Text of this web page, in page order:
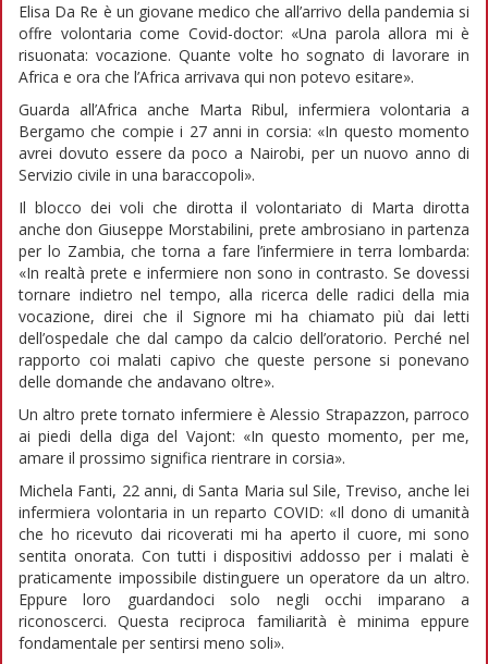
Elisa Da Re è un giovane medico che all’arrivo della pandemia si
offre volontaria come Covid-doctor: «Una parola allora mi è
risuonata: vocazione. Quante volte ho sognato di lavorare in
Africa e ora che l’Africa arrivava qui non potevo esitare».
Guarda all’Africa anche Marta Ribul, infermiera volontaria a
Bergamo che compie i 27 anni in corsia: «In questo momento
avrei dovuto essere da poco a Nairobi, per un nuovo anno di
Servizio civile in una baraccopoli».
Il blocco dei voli che dirotta il volontariato di Marta dirotta
anche don Giuseppe Morstabilini, prete ambrosiano in partenza
per lo Zambia, che torna a fare l’infermiere in terra lombarda:
«In realtà prete e infermiere non sono in contrasto. Se dovessi
tornare indietro nel tempo, alla ricerca delle radici della mia
vocazione, direi che il Signore mi ha chiamato più dai letti
dell’ospedale che dal campo da calcio dell’oratorio. Perché nel
rapporto coi malati capivo che queste persone si ponevano
delle domande che andavano oltre».
Un altro prete tornato infermiere è Alessio Strapazzon, parroco
ai piedi della diga del Vajont: «In questo momento, per me,
amare il prossimo significa rientrare in corsia».
Michela Fanti, 22 anni, di Santa Maria sul Sile, Treviso, anche lei
infermiera volontaria in un reparto COVID: «Il dono di umanità
che ho ricevuto dai ricoverati mi ha aperto il cuore, mi sono
sentita onorata. Con tutti i dispositivi addosso per i malati è
praticamente impossibile distinguere un operatore da un altro.
Eppure loro guardandoci solo negli occhi imparano a
riconoscerci. Questa reciproca familiarità è minima eppure
fondamentale per sentirsi meno soli».